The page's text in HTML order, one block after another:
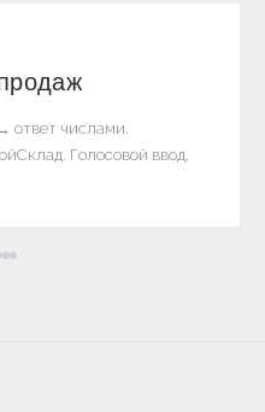
ответ числами.
Голосовой ввод,